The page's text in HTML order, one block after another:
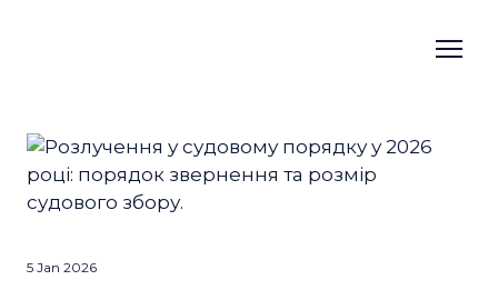
5 Jan 2026